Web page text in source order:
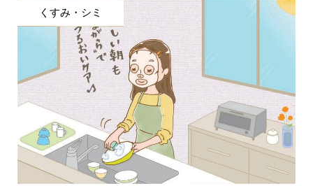
くすみ・シミ